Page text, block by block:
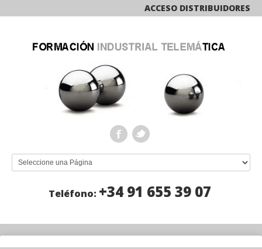
ACCESO DISTRIBUIDORES
Teléfono: +34 91 655 39 07